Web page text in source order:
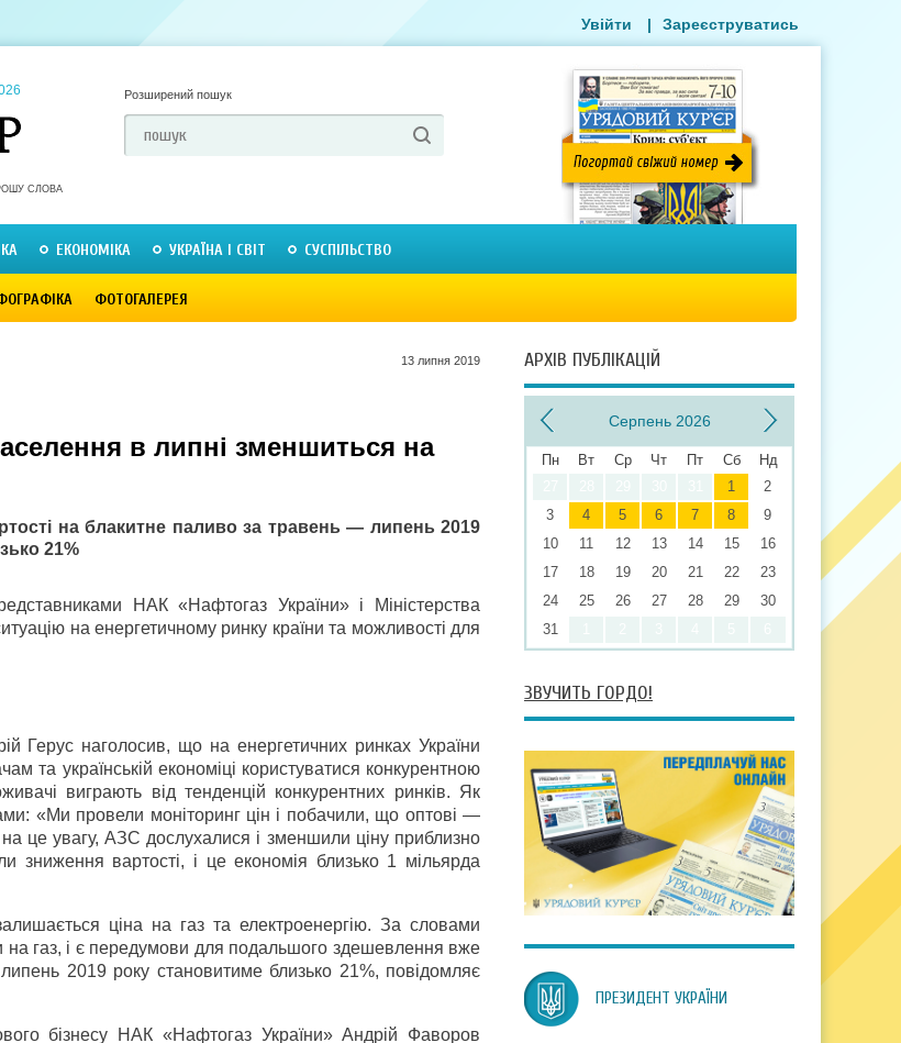
Розширений пошук
СЛОВА
ЕКОНОМІКА УКРАЇНА І СВІТ СУСПІЛЬСТВО
ФОТОГАЛЕРЕЯ
Увійти | Зареєструватись
13 липня 2019
в липні зменшиться на
на блакитне паливо за травень — липень 2019
21%
НАК «Нафтогаз України» і Міністерства
на енергетичному ринку країни та можливості для
Герус наголосив, що на енергетичних ринках України
та українській економіці користуватися конкурентною
виграють від тенденцій конкурентних ринків. Як
«Ми провели моніторинг цін і побачили, що оптові —
це увагу, АЗС дослухалися і зменшили ціну приблизно
зниження вартості, і це економія близько 1 мільярда
ціна на газ та електроенергію. За словами
на газ, і є передумови для подальшого здешевлення вже
2019 року становитиме близько 21%, повідомляє
бізнесу НАК «Нафтогаз України» Андрій Фаворов
АРХІВ ПУБЛІКАЦІЙ
Серпень 2026
Пн Вт Ср Чт Пт Сб
Нд
1
2
3
4 5 6 7 8
9
10
11 12 13 14 15
16
17
18 19 20 21 22
23
24
25 26 27 28 29
30
31
ЗВУЧИТЬ ГОРДО!
ПРЕЗИДЕНТ УКРАЇНИ